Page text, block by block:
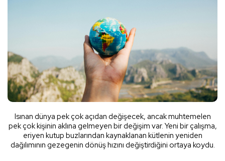
Isınan dünya pek çok açıdan değişecek, ancak muhtemelen
pek çok kişinin aklına gelmeyen bir değişim var. Yeni bir çalışma,
eriyen kutup buzlarından kaynaklanan kütlenin yeniden
dağılımının gezegenin dönüş hızını değiştirdiğini ortaya koydu.